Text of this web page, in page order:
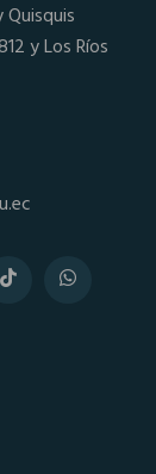
Quisquis
y Los Ríos